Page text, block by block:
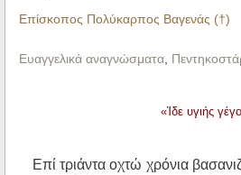
Επίσκοπος Πολύκαρπος Βαγενάς (†)
Ευαγγελικά αναγνώσματα,
«Ίδε υγιής
Επί τριάντα οχτώ χρόνια